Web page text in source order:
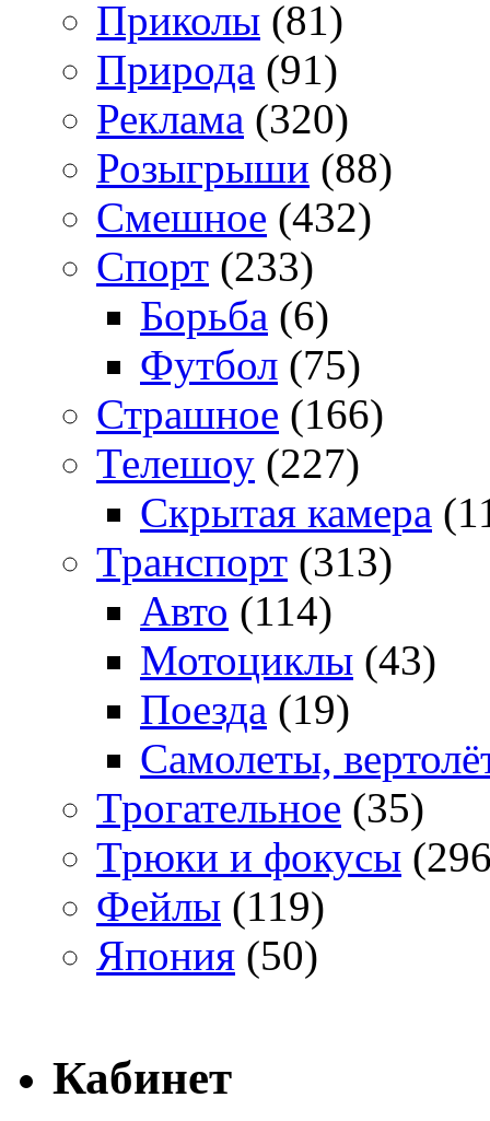
Приколы (81)
Природа (91)
Реклама (320)
Розыгрыши (88)
Смешное (432)
Спорт (233)
Борьба (6)
Футбол (75)
Страшное (166)
Телешоу (227)
Скрытая камера
Транспорт (313)
Авто (114)
Мотоциклы (43)
Поезда (19)
Самолеты,
Трогательное (35)
Трюки и фокусы
Фейлы (119)
Япония (50)
Кабинет